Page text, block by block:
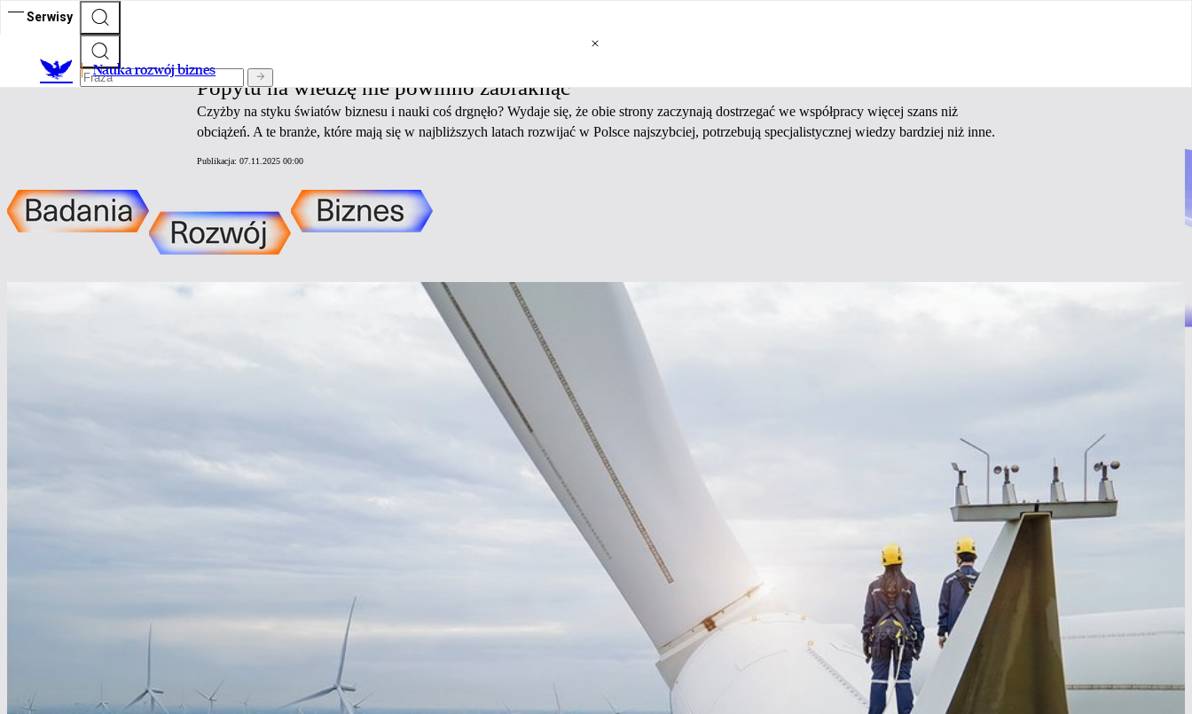
Serwisy
Nauka rozwój biznes
Popytu na wiedzę nie powinno zabraknąć
Czyżby na styku światów biznesu i nauki coś drgnęło? Wydaje się, że obie strony zaczynają dostrzegać we współpracy więcej szans niż
obciążeń. A te branże, które mają się w najbliższych latach rozwijać w Polsce najszybciej, potrzebują specjalistycznej wiedzy bardziej niż inne.
Publikacja: 07.11.2025 00:00